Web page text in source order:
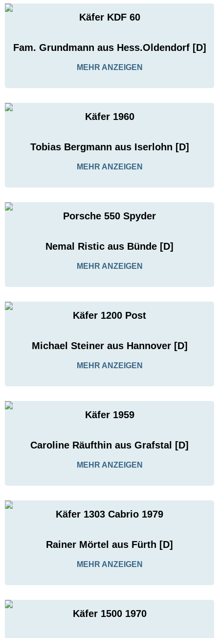
Käfer KDF 60
Fam. Grundmann aus Hess.Oldendorf [D]
MEHR ANZEIGEN
Käfer 1960
Tobias Bergmann aus Iserlohn [D]
MEHR ANZEIGEN
Porsche 550 Spyder
Nemal Ristic aus Bünde [D]
MEHR ANZEIGEN
Käfer 1200 Post
Michael Steiner aus Hannover [D]
MEHR ANZEIGEN
Käfer 1959
Caroline Räufthin aus Grafstal [D]
MEHR ANZEIGEN
Käfer 1303 Cabrio 1979
Rainer Mörtel aus Fürth [D]
MEHR ANZEIGEN
Käfer 1500 1970